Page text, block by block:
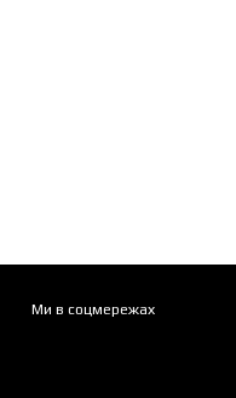
Ми в соцмережах